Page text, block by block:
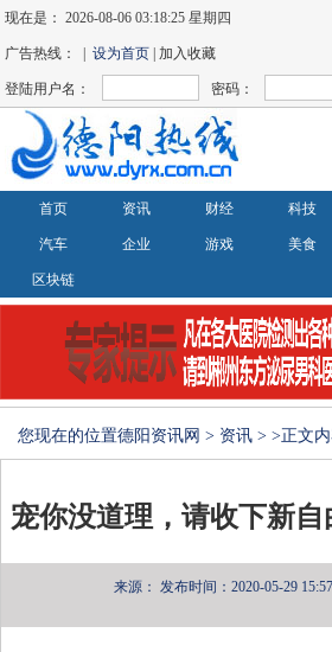
现在是：2026-08-06 03:18:25 星期四
广告热线： |设为首页 | 加入收藏
登陆用户名： 密码：
首页 资讯 财经 科技
汽车 企业 游戏 美食
区块链
您现在的位置德阳资讯网 > 资讯 > >正文
宠你没道理，请收下新
来源： 发布时间：2020-05-29